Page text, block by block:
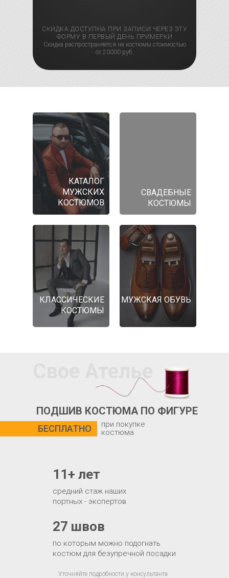
СКИДКА ДОСТУПНА ПРИ ЗАПИСИ ЧЕРЕЗ ЭТУ
ФОРМУ В ПЕРВЫЙ ДЕНЬ ПРИМЕРКИ
Скидка распространяется на костюмы стоимостью
от 20000 руб.
КАТАЛОГ
МУЖСКИХ
КОСТЮМОВ
СВАДЕБНЫЕ
КОСТЮМЫ
КЛАССИЧЕСКИЕ
КОСТЮМЫ
МУЖСКАЯ ОБУВЬ
Свое Ателье
ПОДШИВ КОСТЮМА ПО ФИГУРЕ
БЕСПЛАТНО
по которым можно подогнать
костюм для безупречной посадки
27 швов
средний стаж наших
портных - экспертов
11+ лет
при покупке
костюма
Уточняйте подробности у консультанта